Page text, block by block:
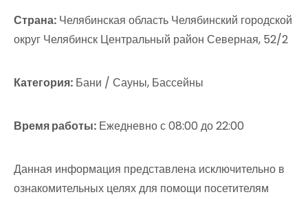
Страна: Челябинская область Челябинский городской
округ Челябинск Центральный район Северная, 52/2
Категория: Бани / Сауны, Бассейны
Время работы: Ежедневно с 08:00 до 22:00
Данная информация представлена исключительно в
ознакомительных целях для помощи посетителям